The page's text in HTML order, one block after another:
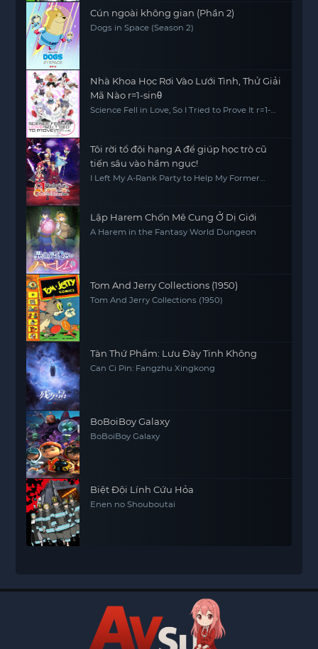
Cún ngoài không gian (Phần 2)
Dogs in Space (Season 2)
Nhà Khoa Học Rơi Vào Lưới Tình, Thử Giải
Mã Nào r=1-sinθ
Science Fell in Love, So I Tried to Prove It r=1-
Tôi rời tổ đội hạng A để giúp học trò cũ
tiến sâu vào hầm ngục!
I Left My A-Rank Party to Help My Former
Lập Harem Chốn Mê Cung Ở Dị Giới
A Harem in the Fantasy World Dungeon
Tom And Jerry Collections (1950)
Tom And Jerry Collections (1950)
Tàn Thứ Phẩm: Lưu Đày Tinh Không
Can Ci Pin: Fangzhu Xingkong
BoBoiBoy Galaxy
BoBoiBoy Galaxy
Biệt Đội Lính Cứu Hỏa
Enen no Shouboutai